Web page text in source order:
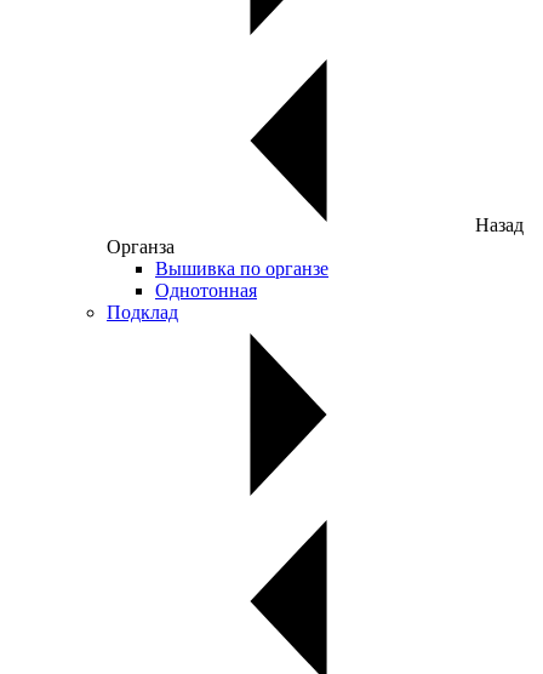
Назад
Органза
Вышивка по органзе
Однотонная
Подклад